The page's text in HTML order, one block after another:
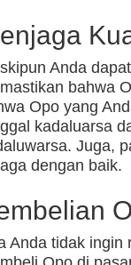
Anda
bahwa
Opo yang
kadaluarsa
Juga,
dengan baik.
Anda tidak ingin